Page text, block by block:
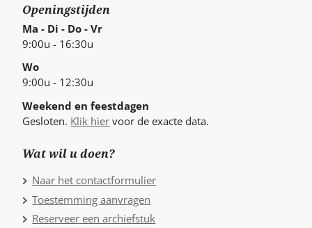
Openingstijden
Ma - Di - Do - Vr
9:00u - 16:30u
Wo
9:00u - 12:30u
Weekend en feestdagen
Gesloten. Klik hier voor de exacte data.
Wat wil u doen?
Naar het contactformulier
Toestemming aanvragen
Reserveer een archiefstuk